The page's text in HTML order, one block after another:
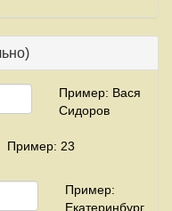
Пример: Вася
Сидоров
Пример: 23
Пример:
Екатеринбург